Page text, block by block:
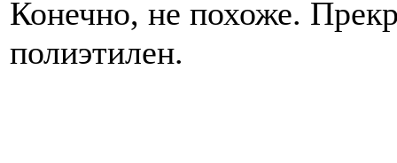
Конечно, не похоже.
полиэтилен.